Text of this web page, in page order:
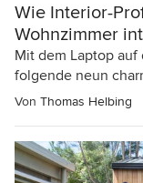
Wie Interior-
Wohnzimmer
Mit dem Laptop auf
folgende neun
Von Thomas Helbing